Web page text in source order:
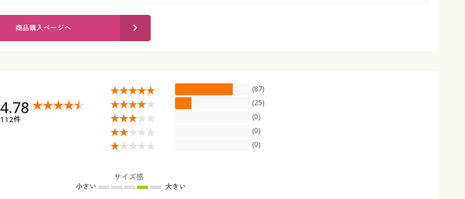
商品購入ページへ
4.78
112件
(87)
(25)
(0)
(0)
(0)
サイズ感
小さい 大きい